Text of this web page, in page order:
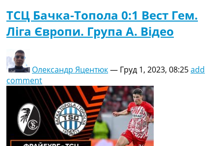
ТСЦ Бачка-Топола 0:1 Вест Гем.
Ліга Європи. Група A. Відео
Олександр Яцентюк— Груд 1, 2023, 08:25add
comment